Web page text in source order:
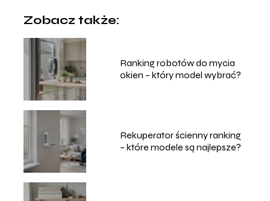
Zobacz także:
Ranking robotów do mycia
okien – który model wybrać?
Rekuperator ścienny ranking
– które modele są najlepsze?